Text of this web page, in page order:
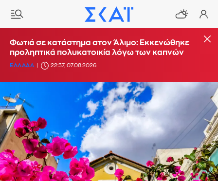
Φωτιά σε κατάστημα στον Άλιμο: Εκκενώθηκε
προληπτικά πολυκατοικία λόγω των καπνών
ΕΛΛΑΔΑ 22:37, 07.08.2026